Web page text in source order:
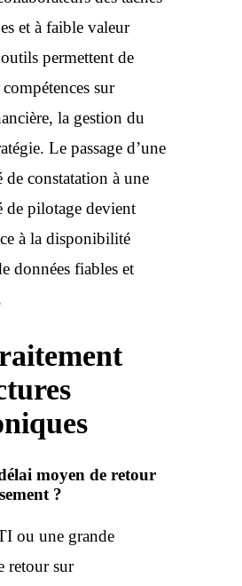
et à faible valeur
permettent de
sur
la gestion du
Le passage d’une
constatation à une
de pilotage devient
à la disponibilité
données fiables et
moyen de retour
?
ou une grande
retour sur